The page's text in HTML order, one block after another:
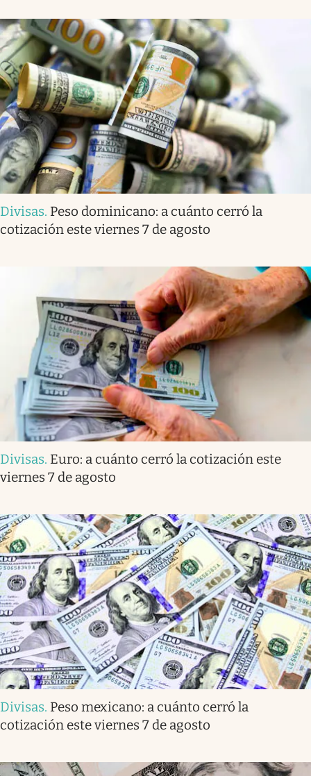
Divisas. Peso dominicano: a cuánto cerró la
cotización este viernes 7 de agosto
Divisas. Euro: a cuánto cerró la cotización este
viernes 7 de agosto
Divisas. Peso mexicano: a cuánto cerró la
cotización este viernes 7 de agosto